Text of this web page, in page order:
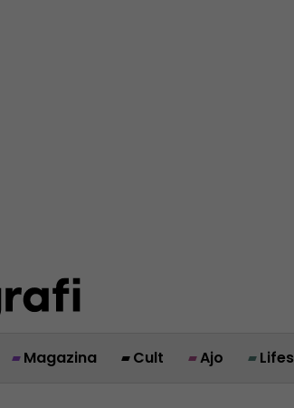
Magazina Cult Ajo